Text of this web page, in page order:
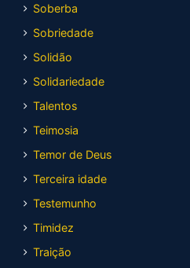
Soberba
Sobriedade
Solidão
Solidariedade
Talentos
Teimosia
Temor de Deus
Terceira idade
Testemunho
Timidez
Traição